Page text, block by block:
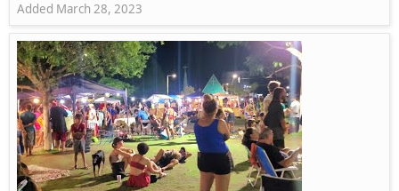
Added March 28, 2023